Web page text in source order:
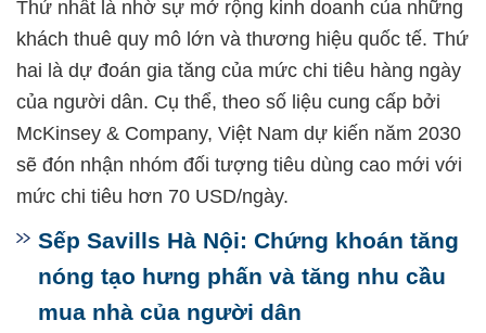
Thứ nhất là nhờ sự mở rộng kinh doanh của những
khách thuê quy mô lớn và thương hiệu quốc tế. Thứ
hai là dự đoán gia tăng của mức chi tiêu hàng ngày
của người dân. Cụ thể, theo số liệu cung cấp bởi
McKinsey & Company, Việt Nam dự kiến năm 2030
sẽ đón nhận nhóm đối tượng tiêu dùng cao mới với
mức chi tiêu hơn 70 USD/ngày.
Sếp Savills Hà Nội: Chứng khoán tăng
nóng tạo hưng phấn và tăng nhu cầu
mua nhà của người dân